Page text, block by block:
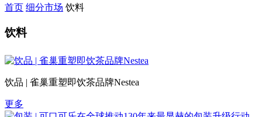
首页 细分市场 饮料
饮料
饮品 | 雀巢重塑即饮茶品牌Nestea
更多